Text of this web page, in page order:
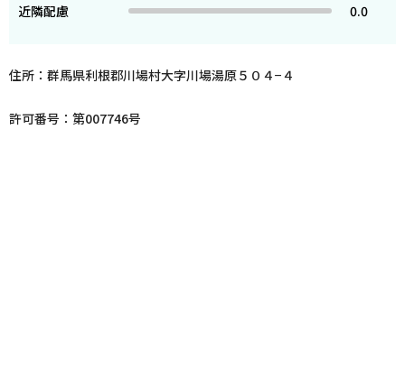
近隣配慮
0.0
住所：群馬県利根郡川場村大字川場湯原５０４−４
許可番号：第007746号